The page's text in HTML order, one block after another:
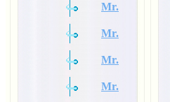
Mr.
Mr.
Mr.
Mr.